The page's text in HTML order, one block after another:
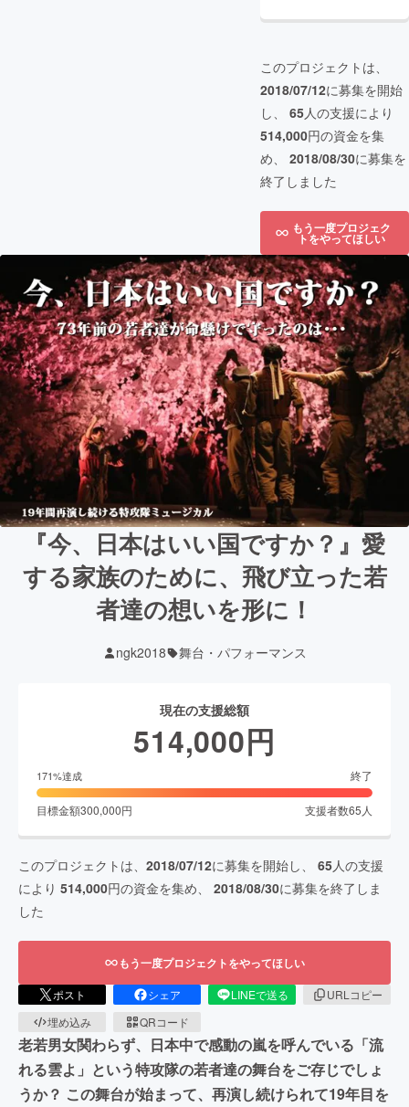
このプロジェクトは、
2018/07/12に募集を開始
し、 65人の支援により
514,000円の資金を集
め、 2018/08/30に募集を
終了しました
もう一度プロジェク
トをやってほしい
『今、日本はいい国ですか？』愛
する家族のために、飛び立った若
者達の想いを形に！
ngk2018 舞台・パフォーマンス
現在の支援総額
514,000円
171%達成 終了
目標金額300,000円 支援者数65 人
このプロジェクトは、 2018/07/12に募集を開始し、 65人の支援
により 514,000円の資金を集め、 2018/08/30に募集を終了しま
した
もう一度プロジェクトをやってほしい
ポスト シェア LINEで送る
URLコピー
埋め込み
QRコード
老若男女関わらず、日本中で感動の嵐を呼んでいる「流
れる雲よ」という特攻隊の若者達の舞台をご存じでしょ
うか？ この舞台が始まって、再演し続けられて19年目を